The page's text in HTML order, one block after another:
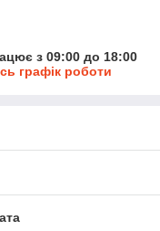
з 09:00 до 18:00
графік роботи